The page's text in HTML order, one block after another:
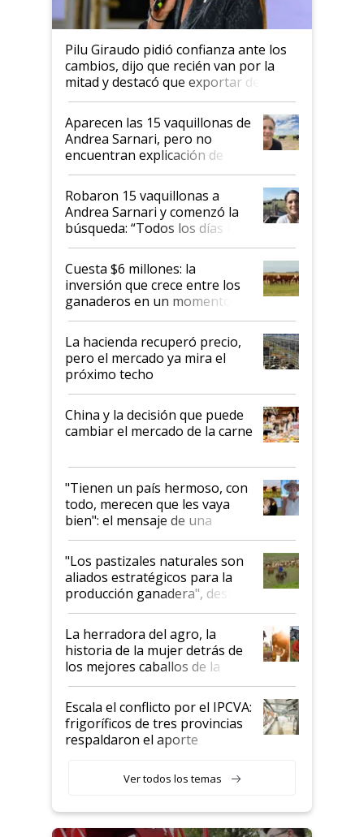
Pilu Giraudo pidió confianza ante los
cambios, dijo que recién van por la
mitad y destacó que exportar dejó de
ser "para unos pocos": "Tenemos un
mandato muy claro del gobierno
nacional"
Aparecen las 15 vaquillonas de
Andrea Sarnari, pero no
encuentran explicación de
cómo llegaron allí
Robaron 15 vaquillonas a
Andrea Sarnari y comenzó la
búsqueda: “Todos los días le
toca a algún productor”
Cuesta $6 millones: la
inversión que crece entre los
ganaderos en un momento
histórico para la actividad
La hacienda recuperó precio,
pero el mercado ya mira el
próximo techo
China y la decisión que puede
cambiar el mercado de la carne
"Tienen un país hermoso, con
todo, merecen que les vaya
bien": el mensaje de una
ganadera uruguaya sobre las
oportunidades que se abren
para el agro en Argentina, con
foco en la carne
"Los pastizales naturales son
aliados estratégicos para la
producción ganadera", destaca
la iniciativa que ya reúne a 46
establecimientos en Argentina
La herradora del agro, la
historia de la mujer detrás de
los mejores caballos de la
Argentina y los mitos que
todavía hacen sufrir a estos
animales: "Mientras me
descalificaban, yo seguí
haciendo currículum"
Escala el conflicto por el IPCVA:
frigoríficos de tres provincias
respaldaron el aporte
Ver todos los temas